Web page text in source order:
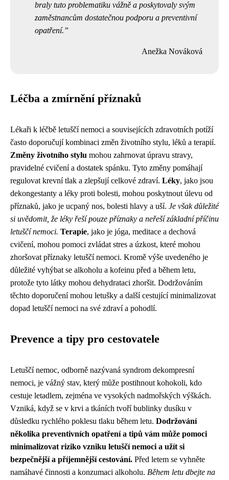
braly tuto problematiku vážně a poskytovaly svým
zaměstnancům dostatečnou podporu a preventivní
opatření.
Anežka Nováková
Léčba a zmírnění příznaků
Lékaři k léčbě letuščí nemoci a souvisejících zdravotních potíží
často doporučují kombinaci změn životního stylu, léků a terapií.
Změny životního stylu mohou zahrnovat úpravu stravy,
pravidelné cvičení a dostatek spánku. Tyto změny pomáhají
regulovat krevní tlak a zlepšují celkové zdraví. Léky, jako jsou
dekongestanty a léky proti bolesti, mohou poskytnout úlevu od
příznaků, jako je ucpaný nos, bolesti hlavy a uší. Je však důležité
si uvědomit, že léky řeší pouze příznaky a neřeší základní příčinu
letuščí nemoci. Terapie, jako je jóga, meditace a dechová
cvičení, mohou pomoci zvládat stres a úzkost, které mohou
zhoršovat příznaky letuščí nemoci. Kromě výše uvedeného je
důležité vyhýbat se alkoholu a kofeinu před a během letu,
protože tyto látky mohou dehydrataci zhoršit. Dodržováním
těchto doporučení mohou letušky a další cestující minimalizovat
dopad letuščí nemoci na své zdraví a pohodlí.
Prevence a tipy pro cestovatele
Letuščí nemoc, odborně nazývaná syndrom dekompresní
nemoci, je vážný stav, který může postihnout kohokoli, kdo
cestuje letadlem, zejména ve vysokých nadmořských výškách.
Vzniká, když se v krvi a tkáních tvoří bublinky dusíku v
důsledku rychlého poklesu tlaku během letu. Dodržování
několika preventivních opatření a tipů vám může pomoci
minimalizovat riziko vzniku letuščí nemoci a užít si
bezpečnější a příjemnější cestování. Před letem se vyhněte
namáhavé činnosti a konzumaci alkoholu. Během letu dbejte na